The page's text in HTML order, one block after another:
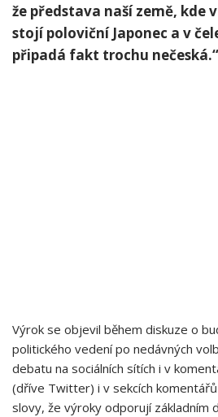
že představa naší země, kde
stojí poloviční Japonec a v
připadá fakt trochu nečeská.“
Výrok se objevil během diskuze o
politického vedení po nedávných
debatu na sociálních sítích i v
(dříve Twitter) i v sekcích
slovy, že výroky odporují základním